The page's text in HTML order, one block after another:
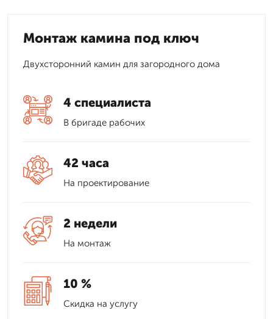
Монтаж камина под ключ
Двухсторонний камин для загородного дома
4 специалиста
В бригаде рабочих
42 часа
На проектирование
2 недели
На монтаж
10 %
Скидка на услугу